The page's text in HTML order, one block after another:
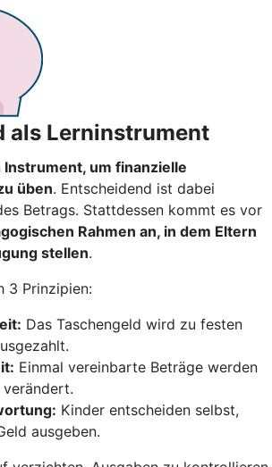
als Lerninstrument
Instrument, um finanzielle
üben. Entscheidend ist dabei
Betrags. Stattdessen kommt es vor
Rahmen an, in dem Eltern
stellen.
3 Prinzipien:
Das Taschengeld wird zu festen
Einmal vereinbarte Beträge werden
Kinder entscheiden selbst,
ausgeben.